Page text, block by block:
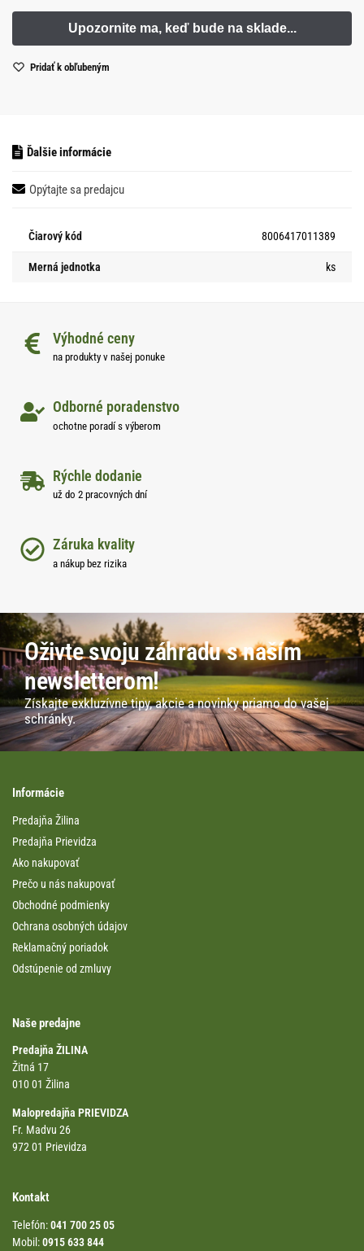
Pridať k obľubeným
Ďalšie informácie
Opýtajte sa predajcu
Čiarový kód 8006417011389
Merná jednotka ks
Výhodné ceny
na produkty v našej ponuke
Odborné poradenstvo
ochotne poradí s výberom
Rýchle dodanie
už do 2 pracovných dní
Záruka kvality
a nákup bez rizika
Oživte svoju záhradu s naším
newsletterom!
Získajte exkluzívne tipy, akcie a novinky priamo do vašej
schránky.
Informácie
Predajňa Žilina
Predajňa Prievidza
Ako nakupovať
Prečo u nás nakupovať
Obchodné podmienky
Ochrana osobných údajov
Reklamačný poriadok
Odstúpenie od zmluvy
Naše predajne
Predajňa ŽILINA
Žitná 17
010 01 Žilina
Malopredajňa PRIEVIDZA
Fr. Madvu 26
972 01 Prievidza
Kontakt
Telefón:041 700 25 05
Mobil:0915 633 844